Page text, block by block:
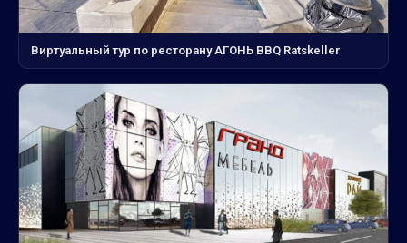
Виртуальный тур по ресторану АГОНЬ BBQ Ratskeller